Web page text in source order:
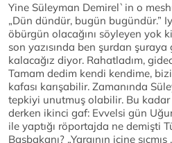
Yine Süleyman Demirel`in o
„Dün dündür, bugün bugündür.”
öbürgün olacağını söyleyen yok
son yazısında ben şurdan
kalacağız diyor. Rahatladım,
Tamam dedim kendi kendime,
kafası karışabilir. Zamanında
tepkiyi unutmuş olabilir. Bu
derken ikinci gaf: Evvelsi gün
ile yaptığı röportajda ne demişti
Başbakanı? „Yargının içine